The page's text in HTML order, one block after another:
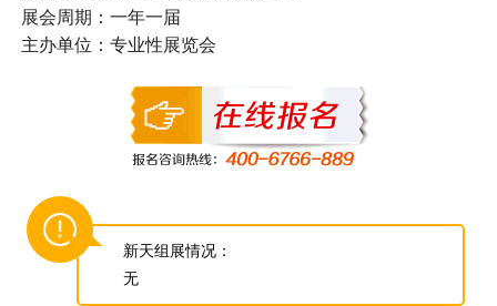
展会周期：一年一届
主办单位：专业性展览会
新天组展情况：
无